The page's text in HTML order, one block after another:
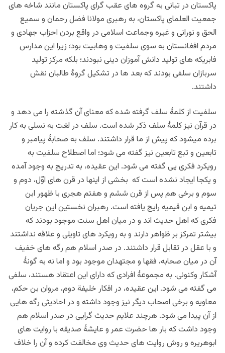
پاکستان در تبانی به گروه های عقب گرای پاکستان مانند شاخه های
جمعیت العلمای پاکستان، به رهبری مولانا فضل رحمان و سمیع
الحق و نورانی و غیره وجماعت اسلامی در واقع بردن احزاب جهادی و
مردم افغانستان به سوی سلفیت و وهابیت بود؛ زیرا این مدارس
فابریکه های تولید دانش آموزان دینی نبودند؛ بلکه مرکز تولید
سربازان سلفی بودند که بعد ها در تشکیل گروۀ طالبان نقش
داشتند.
سلفیت از کلمۀ سلف گرفته شده که معنای آن گذشته را می دهد و
در قرآن نیز کلمۀ سلف ذکر شده است. سلف در لغت به نسلی به کار
برده میشود که پیش از ما قرار داشتند. سلف به صحابۀ پیامبر و
تابعین و تبع تابعین نیز گفته می شود؛ اما اصطلاح سلفیت به
رویکرد فکری یی گفته می شود. این عقیده، به تدریج به وجود آمده
و یکجا ایجاد نشده است که بخشی از اینها در قرن های اوّل، دوم و
سوم و برخی هم پس از قرن ششم و هفتم هجری با ظهور ابن
تیمیه و ابن قیمیه رایج یافته است. رهبران نخستین این جریان
فکری که اهل حدیث اند و در میان اهل سنت موجود بودند که
بیشتر تمرکز بر ظواهر دارند و به رویکرد های تاویلی و علاقه نداشتند
و با عقل در تقابل قرار داشتند. در صدر اسلام هم رگه های خفیف
آن در میان صحابه، فقها و مجتهدان موجود بود و اما نه به گونۀ
آشکار وکنونی. به مجموعۀ افرادی که دارای این اعتقاد هستند، سلفی
می گفته می شود. این عقیده، در افکار خلیفة دوم، مروان بن حکم،
معاویه و برخی اصحاب دیگر نیز وجود داشته و در احادیثی رگه هایی
از آن پیدا می شود. هرچند علایم حدیث گرایی در صدر اسلام هم
وجود داشت که بار ها حضرت عمر و عایشۀ صدیقه با روایت های
ابوهریره و روش روایت های حدیث وی مخالفت کرده و آن را خلاف